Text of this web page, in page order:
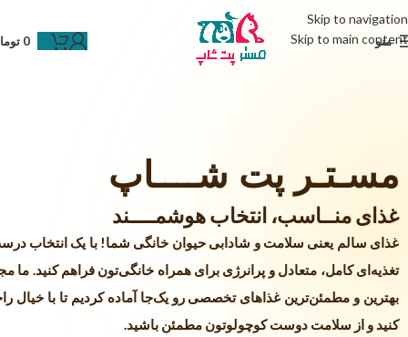
Skip to navigation
Skip to main content
منو 0
مسـتـر پت شــــاپ
غذای منــاسب، انتخاب هوشمــــند
غذای سالم یعنی سلامت و شادابی حیوان خانگی شما! با یک انتخاب
تغذیه‌ای کامل، متعادل و پرانرژی برای همراه خانگی‌تون فراهم کنید. ما
بهترین و مطمئن‌ترین غذاهای تخصصی رو یک‌جا آماده کردیم تا با خیال
کنید و از سلامت دوست کوچولوتون مطمئن باشید.